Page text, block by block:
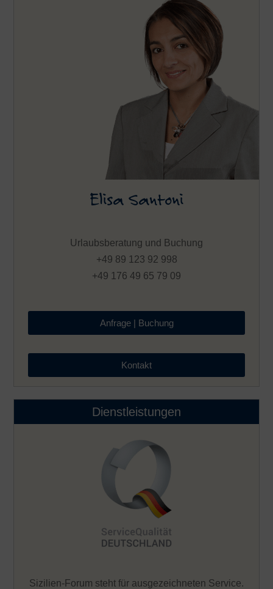
Elisa Santoni
Urlaubsberatung und Buchung
+49 89 123 92 998
+49 176 49 65 79 09
Anfrage | Buchung
Kontakt
Dienstleistungen
Sizilien-Forum steht für ausgezeichneten Service.